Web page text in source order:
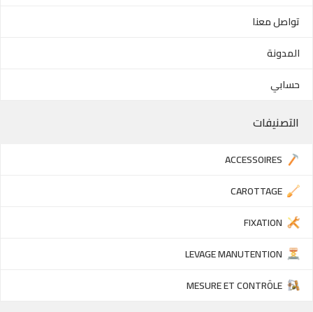
تواصل معنا
المدونة
حسابي
التصنيفات
ACCESSOIRES
CAROTTAGE
FIXATION
LEVAGE MANUTENTION
MESURE ET CONTRÔLE